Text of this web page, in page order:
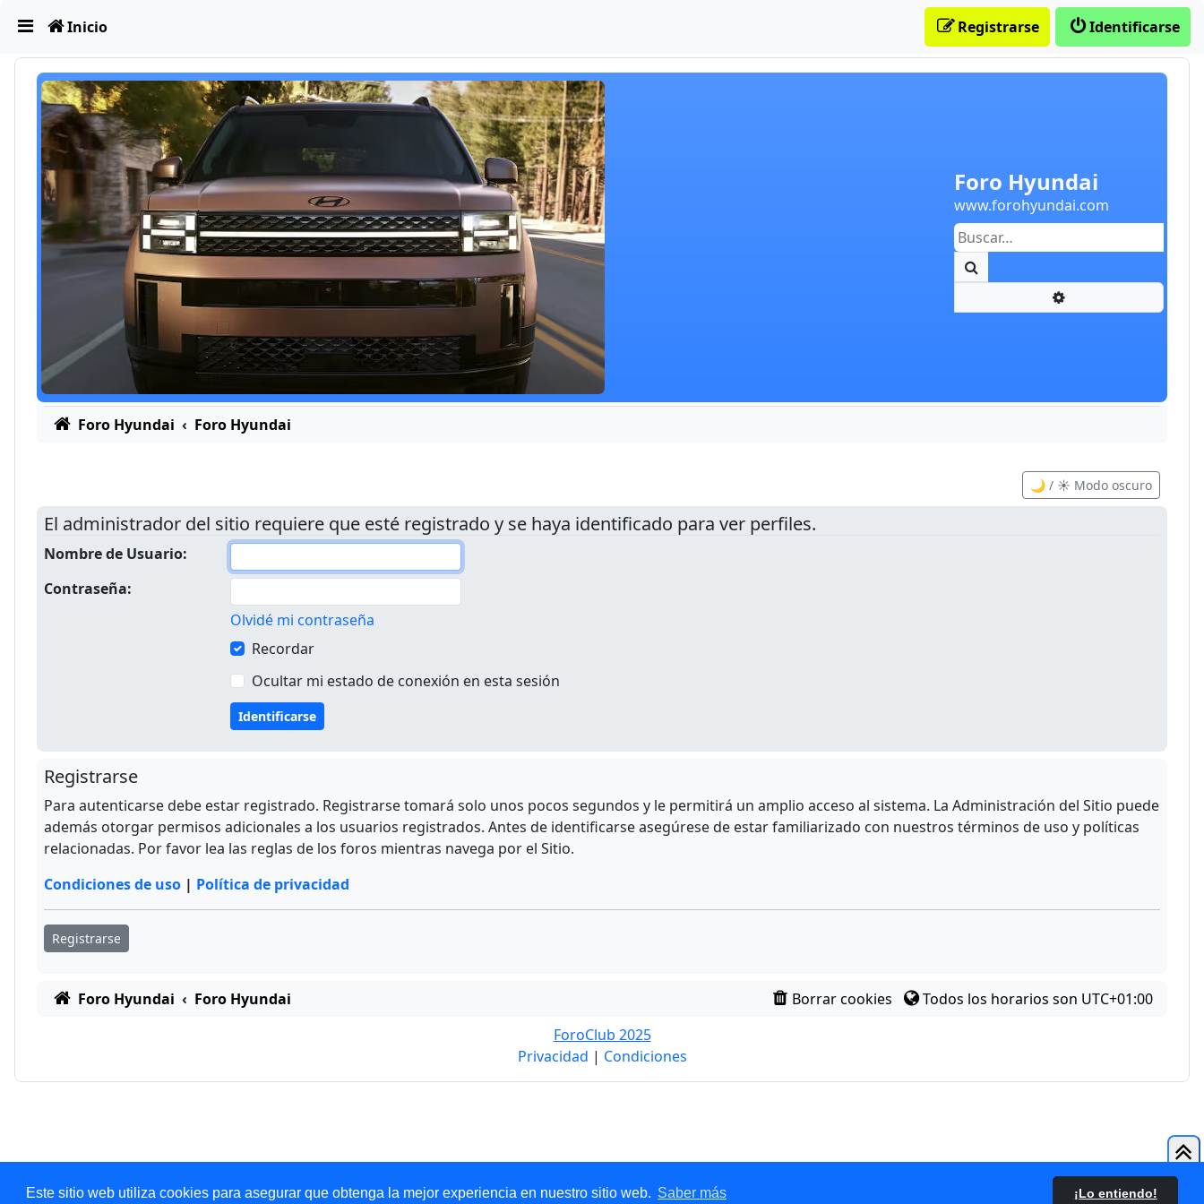
Este sitio web utiliza cookies para asegurar que obtenga la mejor experiencia en nuestro sitio web. Saber más ¡Lo entiendo!
Obviar
Foro Hyundai
www.forohyundai.com
Inicio Identificarse
Registrarse
Foro Hyundai Foro Hyundai
🌙 / ☀️ Modo oscuro
El administrador del sitio requiere que esté registrado y se haya identificado para ver perfiles.
Nombre de Usuario:
Contraseña:
Olvidé mi contraseña
Recordar
Ocultar mi estado de conexión en esta sesión
Registrarse
Para autenticarse debe estar registrado. Registrarse tomará solo unos pocos segundos y le permitirá un amplio acceso al sistema. La Administración del Sitio puede
además otorgar permisos adicionales a los usuarios registrados. Antes de identificarse asegúrese de estar familiarizado con nuestros términos de uso y políticas
relacionadas. Por favor lea las reglas de los foros mientras navega por el Sitio.
Condiciones de uso | Política de privacidad
Registrarse
Foro Hyundai Foro Hyundai Borrar cookies Todos los horarios son UTC+01:00
ForoClub 2025
Privacidad | Condiciones